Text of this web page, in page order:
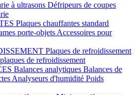
à ultrasons Défripeurs de coupes
Plaques chauffantes standard
porte-objets Accessoires pour
Plaques de refroidissement
de refroidissement
Balances analytiques Balances de
Analyseurs d'humidité Poids